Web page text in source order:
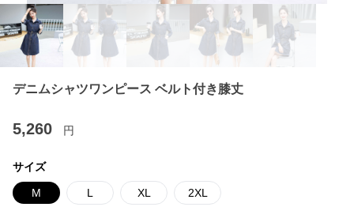
デニムシャツワンピース ベルト付き膝丈
5,260 円
サイズ
M L XL 2XL